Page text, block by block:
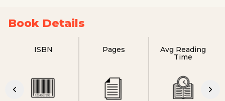
Book Details
ISBN Pages
Avg Reading
Time